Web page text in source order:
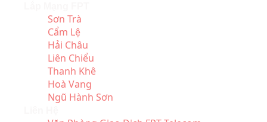
Sơn Trà
Cẩm Lệ
Hải Châu
Liên Chiểu
Thanh Khê
Hoà Vang
Ngũ Hành Sơn